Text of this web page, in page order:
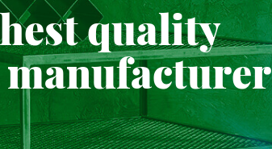
quality
manufacturer